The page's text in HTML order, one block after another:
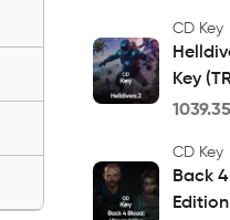
CD Key
Key
1039.35
CD Key
Back